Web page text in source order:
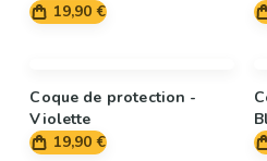
19,90 €
Coque de protection -
Violette
19,90 €